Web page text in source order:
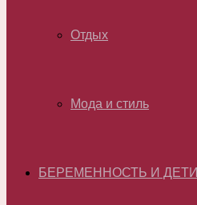
Отдых
Мода и стиль
БЕРЕМЕННОСТЬ И ДЕТИ